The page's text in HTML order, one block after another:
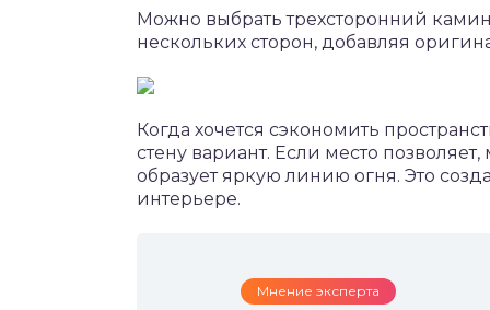
Можно выбрать трехсторонний
нескольких сторон, добавляя
Когда хочется сэкономить
стену вариант. Если место
образует яркую линию огня. Это
интерьере.
Мнение эксперта